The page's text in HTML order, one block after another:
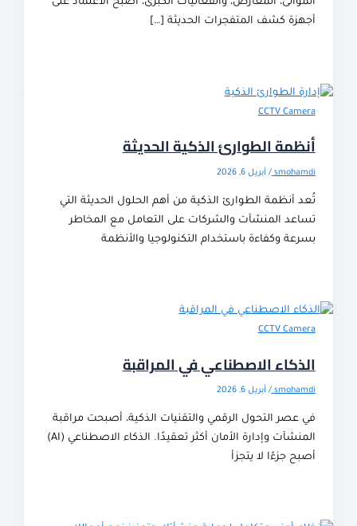
المعارض، والفعاليات الكبرى، أصبح الاعتماد على
كشف المتفجرات الحديثة […]
CCTV
الطوارئ الذكية الحديثة
أبريل 6, 2026
أنظمة الطوارئ الذكية من أهم الحلول الحديثة التي
المنشآت والشركات على التعامل مع المخاطر
وكفاءة باستخدام التكنولوجيا والأنظمة
CCTV
الاصطناعي في المراقبة
أبريل 6, 2026
التحول الرقمي والتقنيات الذكية، أصبحت مراقبة
المنشآت وإدارة الأمان أكثر تعقيدًا. الذكاء الاصطناعي (AI)
جزءًا لا يتجزأ